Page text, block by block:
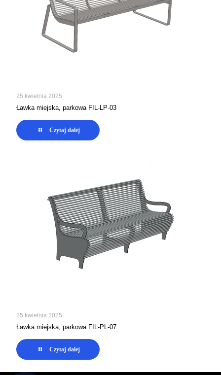
25 kwietnia 2025
Ławka miejska, parkowa FIL-LP-03
Czytaj dalej
25 kwietnia 2025
Ławka miejska, parkowa FIL-PL-07
Czytaj dalej